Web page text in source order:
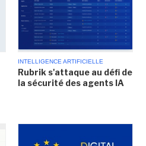
INTELLIGENCE ARTIFICIELLE
Rubrik s'attaque au défi de
la sécurité des agents IA